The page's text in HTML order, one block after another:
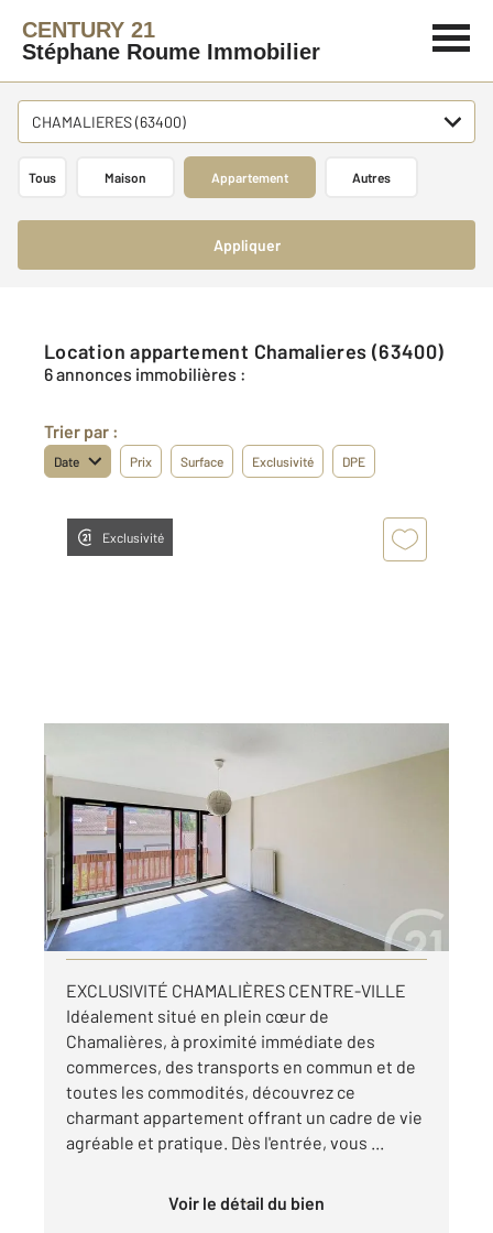
CENTURY 21
Stéphane Roume Immobilier
CHAMALIERES (63400)
Tous Maison Appartement Autres
Appliquer
Location appartement Chamalieres (63400)
6 annonces immobilières :
Trier par :
Date Prix Surface Exclusivité DPE
Exclusivité
28,23 m
Ref : 25450
Appartement F1 à louer
495 €
par mois charges comprises
Visiter le site dédié
EXCLUSIVITÉ CHAMALIÈRES CENTRE-VILLE
Idéalement situé en plein cœur de
Chamalières, à proximité immédiate des
commerces, des transports en commun et de
toutes les commodités, découvrez ce
charmant appartement offrant un cadre de vie
agréable et pratique. Dès l'entrée, vous ...
Voir le détail du bien